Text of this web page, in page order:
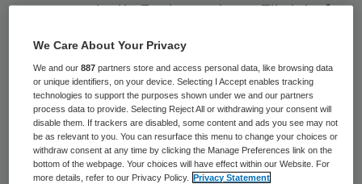
zorgorganisatie Fonteynenburg. Zij ziet af
augustus 2017.
Bouma is sinds augustus 2013verbonden
aan Fonteynenburg. “Ik ben heel trots op
wat we de afgelopen jaren bereikt hebben.
Herstel, zelfsturing en zeggenschap zijn
We Care About Your Privacy
We and our887 partners store and access personal data, like browsing data
or unique identifiers, on your device. Selecting I Accept enables tracking
technologies to support the purposes shown under we and our partners
process data to provide. Selecting Reject All or withdrawing your consent will
disable them. If trackers are disabled, some content and ads you see may not
be as relevant to you. You can resurface this menu to change your choices or
withdraw consent at any time by clicking the Manage Preferences link on the
bottom of the webpage. Your choices will have effect within our Website. For
more details, refer to our Privacy Policy.
Privacy Statement